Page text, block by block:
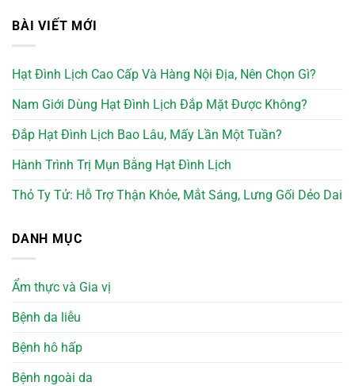
BÀI VIẾT MỚI
Hạt Đình Lịch Cao Cấp Và Hàng Nội Địa, Nên Chọn Gì?
Nam Giới Dùng Hạt Đình Lịch Đắp Mặt Được Không?
Đắp Hạt Đình Lịch Bao Lâu, Mấy Lần Một Tuần?
Hành Trình Trị Mụn Bằng Hạt Đình Lịch
Thỏ Ty Tử: Hỗ Trợ Thận Khỏe, Mắt Sáng, Lưng Gối Dẻo Dai
DANH MỤC
Ẩm thực và Gia vị
Bệnh da liễu
Bệnh hô hấp
Bệnh ngoài da